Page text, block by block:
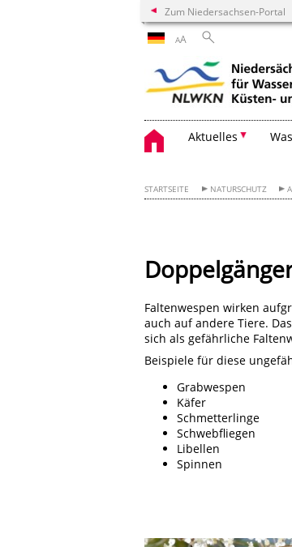
Zum Niedersachsen-Portal
AA
Aktuelles
STARTSEITE NATURSCHUTZ
Faltenwespen wirken
auch auf andere Tiere.
sich als gefährliche
Beispiele für diese
Grabwespen
Käfer
Schmetterlinge
Schwebfliegen
Libellen
Spinnen